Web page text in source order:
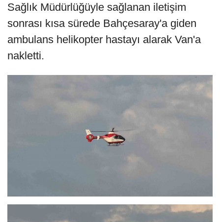
Sağlık Müdürlüğüyle sağlanan iletişim
sonrası kısa sürede Bahçesaray'a giden
ambulans helikopter hastayı alarak Van'a
nakletti.